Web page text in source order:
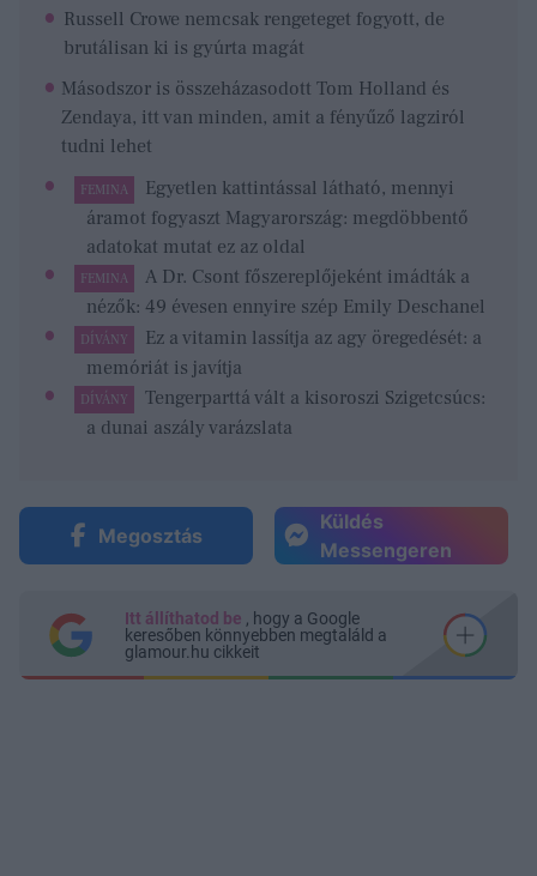
Russell Crowe nemcsak rengeteget fogyott, de
brutálisan ki is gyúrta magát
Másodszor is összeházasodott Tom Holland és
Zendaya, itt van minden, amit a fényűző lagziról
tudni lehet
FEMINA
Egyetlen kattintással látható, mennyi
áramot fogyaszt Magyarország: megdöbbentő
adatokat mutat ez az oldal
FEMINA
A Dr. Csont főszereplőjeként imádták a
nézők: 49 évesen ennyire szép Emily Deschanel
DÍVÁNY
Ez a vitamin lassítja az agy öregedését: a
memóriát is javítja
DÍVÁNY
Tengerparttá vált a kisoroszi Szigetcsúcs:
a dunai aszály varázslata
Megosztás
Küldés
Messengeren
Itt állíthatod be , hogy a Google
keresőben könnyebben megtaláld a
glamour.hu cikkeit